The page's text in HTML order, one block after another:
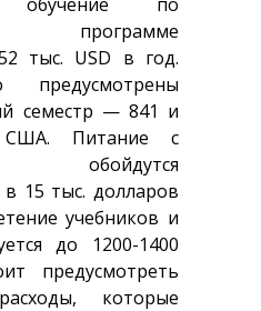
программе
тыс. USD в год.
семестр — 841 и
США. Питание с
обойдутся
15 тыс. долларов
учебников и
до 1200-1400
предусмотреть
которые